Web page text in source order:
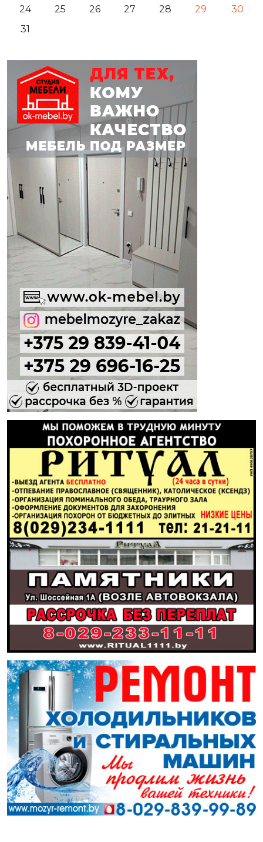
24
25 26 27 28 29
30
31